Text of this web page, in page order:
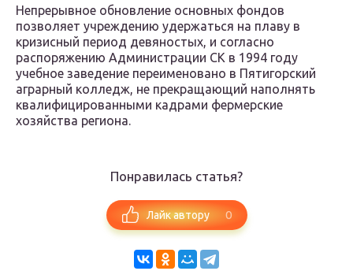
Непрерывное обновление основных фондов
позволяет учреждению удержаться на плаву в
кризисный период девяностых, и согласно
распоряжению Администрации СК в 1994 году
учебное заведение переименовано в Пятигорский
аграрный колледж, не прекращающий наполнять
квалифицированными кадрами фермерские
хозяйства региона.
Понравилась статья?
Лайк автору 0